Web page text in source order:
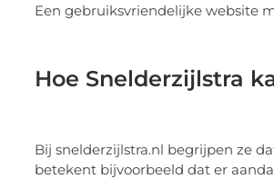
Een gebruiksvriendelijke website
Hoe Snelderzijlstra
Bij snelderzijlstra.nl begrijpen ze
betekent bijvoorbeeld dat er